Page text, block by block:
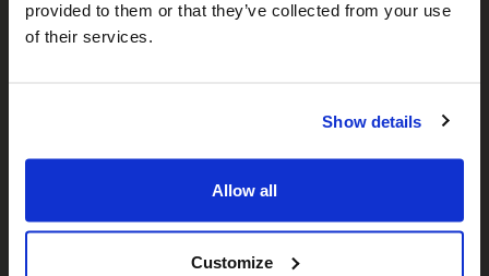
provided to them or that they’ve collected from your use
of their services.
Show details
Allow all
Customize
Facebook
𝕏 Instagram
LinkedIn
Qui sommes-nous ?